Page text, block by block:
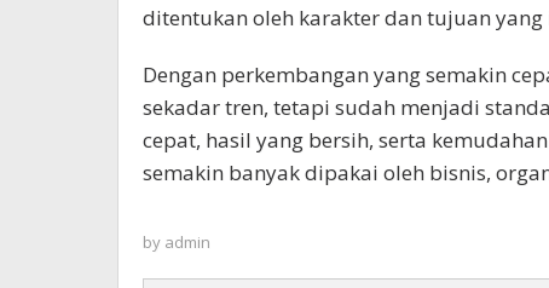
ditentukan oleh karakter dan tujuan
Dengan perkembangan yang semakin
sekadar tren, tetapi sudah menjadi
cepat, hasil yang bersih, serta
semakin banyak dipakai oleh bisnis,
by admin